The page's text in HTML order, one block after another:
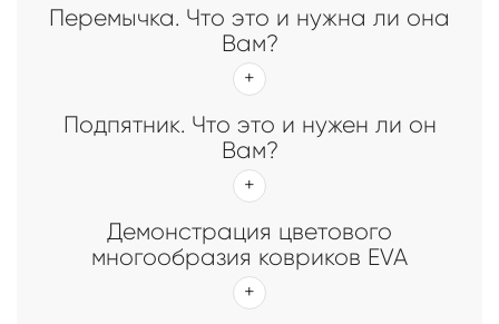
Перемычка. Что это и нужна ли она
Вам?
Подпятник. Что это и нужен ли он
Вам?
Демонстрация цветового
многообразия ковриков EVA